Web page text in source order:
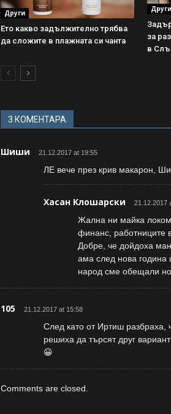
Други
Ето какво задължително трябва
да сложите в плажната си чанта
Други
за
в
3 КОМЕНТАРА
Шиши 21.12.2017 at 19:55
ЛЕ вече през крив макарон,
Хасан Клошарски 21.12.2017
Жална ни майка
финанс, работниците
Добре, че дойдоха
ама след нова година
народ сме обещали
105 21.12.2017 at 15:58
След като от Иртиш
решиха да търсят друг
😀
Comments are closed.